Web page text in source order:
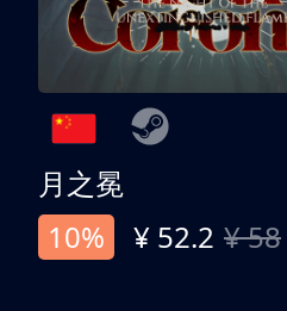
月之冕
10%
¥ 52.2 ¥ 58